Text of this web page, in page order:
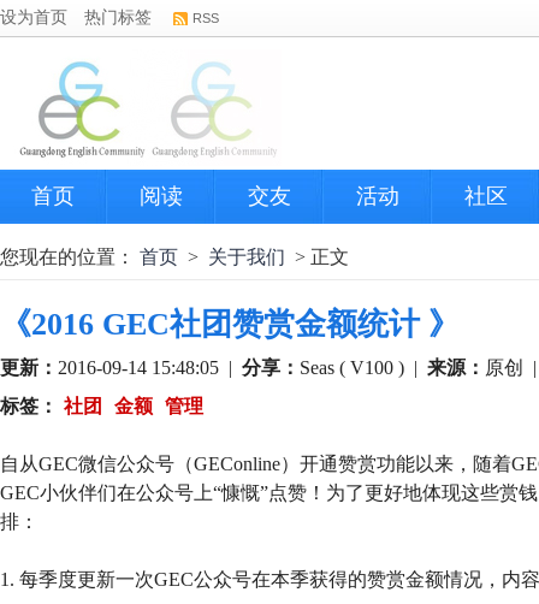
设为首页 热门标签 RSS
首页 阅读 交友 活动 社区
您现在的位置： 首页 > 关于我们 > 正文
《2016 GEC社团赞赏金额统计 》
更新： 2016-09-14 15:48:05 | 分享： Seas ( V100 ) | 来源： 原创
标签：
社团 金额 管理
自从GEC微信公众号（GEConline）开通赞赏功能以来，随着
GEC小伙伴们在公众号上“慷慨”点赞！为了更好地体现这些赏
排：
1. 每季度更新一次GEC公众号在本季获得的赞赏金额情况，内